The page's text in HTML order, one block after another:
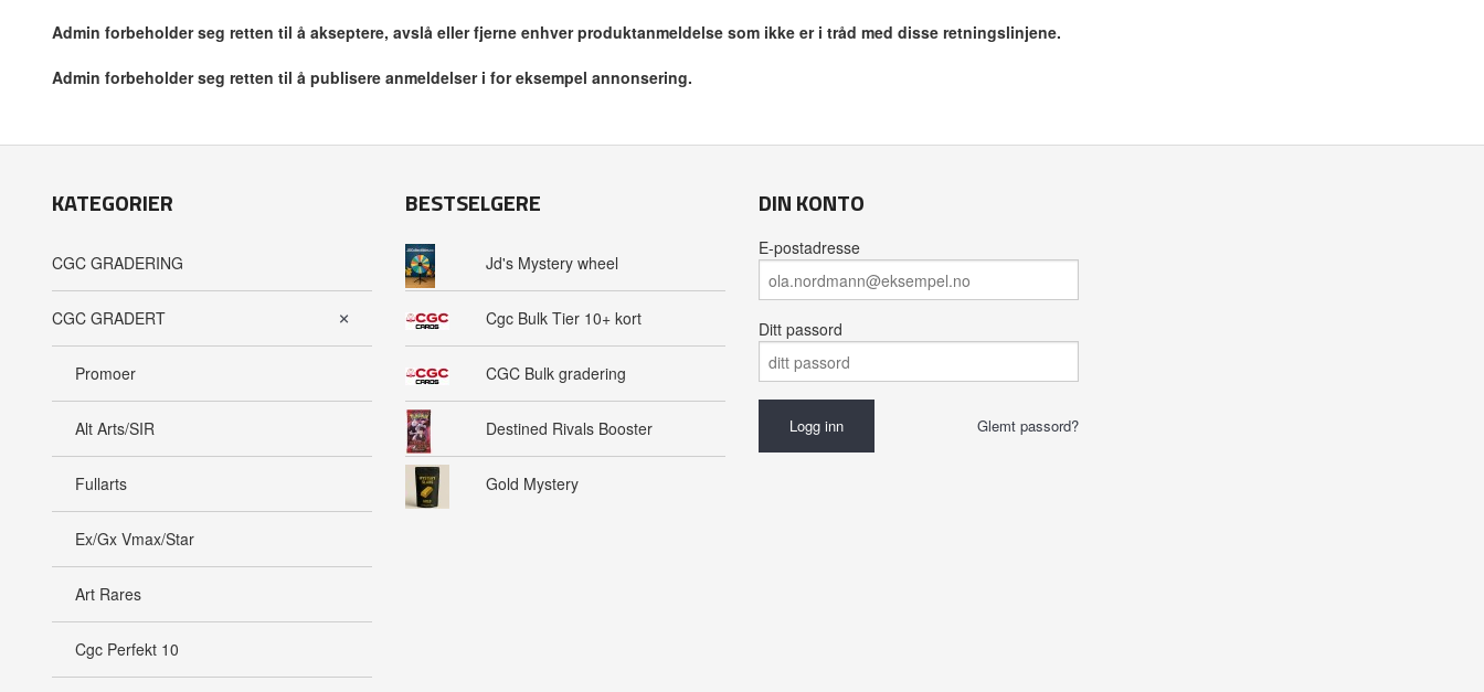
Admin forbeholder seg retten til å akseptere, avslå eller fjerne enhver produktanmeldelse som ikke er i tråd med disse retningslinjene.
Admin forbeholder seg retten til å publisere anmeldelser i for eksempel annonsering.
KATEGORIER
CGC GRADERING
CGC GRADERT
Promoer
Alt Arts/SIR
Fullarts
Ex/Gx Vmax/Star
Art Rares
Cgc Perfekt 10
BESTSELGERE
Jd's Mystery wheel
Cgc Bulk Tier 10+ kort
CGC Bulk gradering
Destined Rivals Booster
Gold Mystery
DIN KONTO
E-postadresse
Ditt passord
Glemt passord?